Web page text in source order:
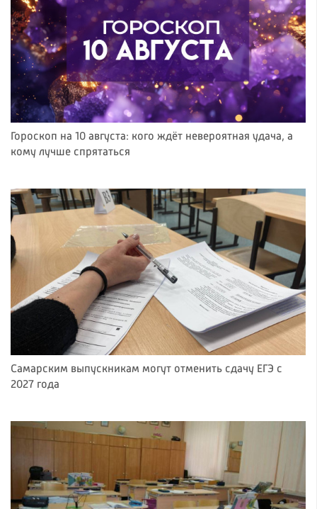
Гороскоп на 10 августа: кого ждёт невероятная удача, а
кому лучше спрятаться
Самарским выпускникам могут отменить сдачу ЕГЭ с
2027 года